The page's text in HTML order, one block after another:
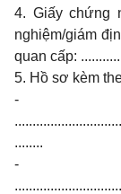
4. Giấy chứng
nghiệm/giám
quan cấp:
5. Hồ sơ kèm
-
........
-